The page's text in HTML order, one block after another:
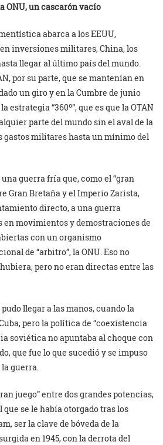
ONU, un cascarón vacío
abarca a los EEUU,
inversiones militares, China, los
llegar al último país del mundo.
por su parte, que se mantenían en
un giro y en la Cumbre de junio
estrategia “360º”, que es que la OTAN
parte del mundo sin el aval de la
gastos militares hasta un mínimo del
guerra fría que, como el “gran
Gran Bretaña y el Imperio Zarista,
directo, a una guerra
en movimientos y demostraciones de
con un organismo
de “arbitro”, la ONU. Eso no
pero no eran directas entre las
llegar a las manos, cuando la
pero la política de “coexistencia
soviética no apuntaba al choque con
que fue lo que sucedió y se impuso
guerra.
juego” entre dos grandes potencias,
se le había otorgado tras los
ser la clave de bóveda de la
en 1945, con la derrota del